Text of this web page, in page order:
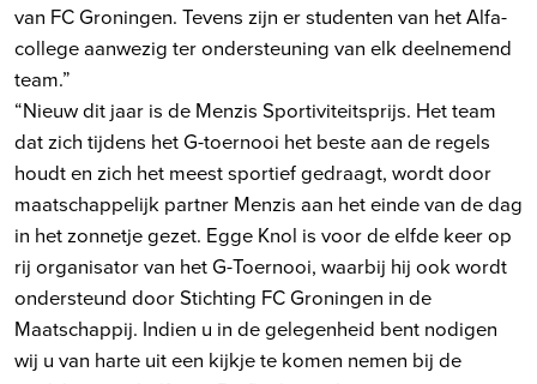
van FC Groningen. Tevens zijn er studenten van het Alfa-
college aanwezig ter ondersteuning van elk deelnemend
team.”
“Nieuw dit jaar is de Menzis Sportiviteitsprijs. Het team
dat zich tijdens het G-toernooi het beste aan de regels
houdt en zich het meest sportief gedraagt, wordt door
maatschappelijk partner Menzis aan het einde van de dag
in het zonnetje gezet. Egge Knol is voor de elfde keer op
rij organisator van het G-Toernooi, waarbij hij ook wordt
ondersteund door Stichting FC Groningen in de
Maatschappij. Indien u in de gelegenheid bent nodigen
wij u van harte uit een kijkje te komen nemen bij de